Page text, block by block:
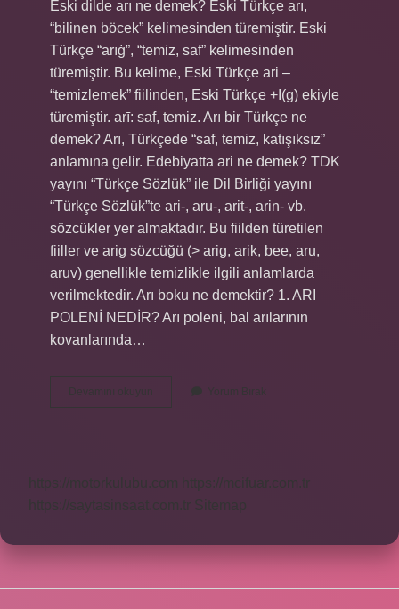
Eski dilde arı ne demek? Eski Türkçe arı,
“bilinen böcek” kelimesinden türemiştir. Eski
Türkçe “arıġ”, “temiz, saf” kelimesinden
türemiştir. Bu kelime, Eski Türkçe ari –
“temizlemek” fiilinden, Eski Türkçe +I(g) ekiyle
türemiştir. arī: saf, temiz. Arı bir Türkçe ne
demek? Arı, Türkçede “saf, temiz, katışıksız”
anlamına gelir. Edebiyatta ari ne demek? TDK
yayını “Türkçe Sözlük” ile Dil Birliği yayını
“Türkçe Sözlük”te ari-, aru-, arit-, arin- vb.
sözcükler yer almaktadır. Bu fiilden türetilen
fiiller ve arig sözcüğü (> arig, arik, bee, aru,
aruv) genellikle temizlikle ilgili anlamlarda
verilmektedir. Arı boku ne demektir? 1. ARI
POLENİ NEDİR? Arı poleni, bal arılarının
kovanlarında…
Devamını okuyun
Dil
Yorum Bırak
https://motorkulubu.com
https://mcifuar.com.tr
https://saytasinsaat.com.tr Sitemap